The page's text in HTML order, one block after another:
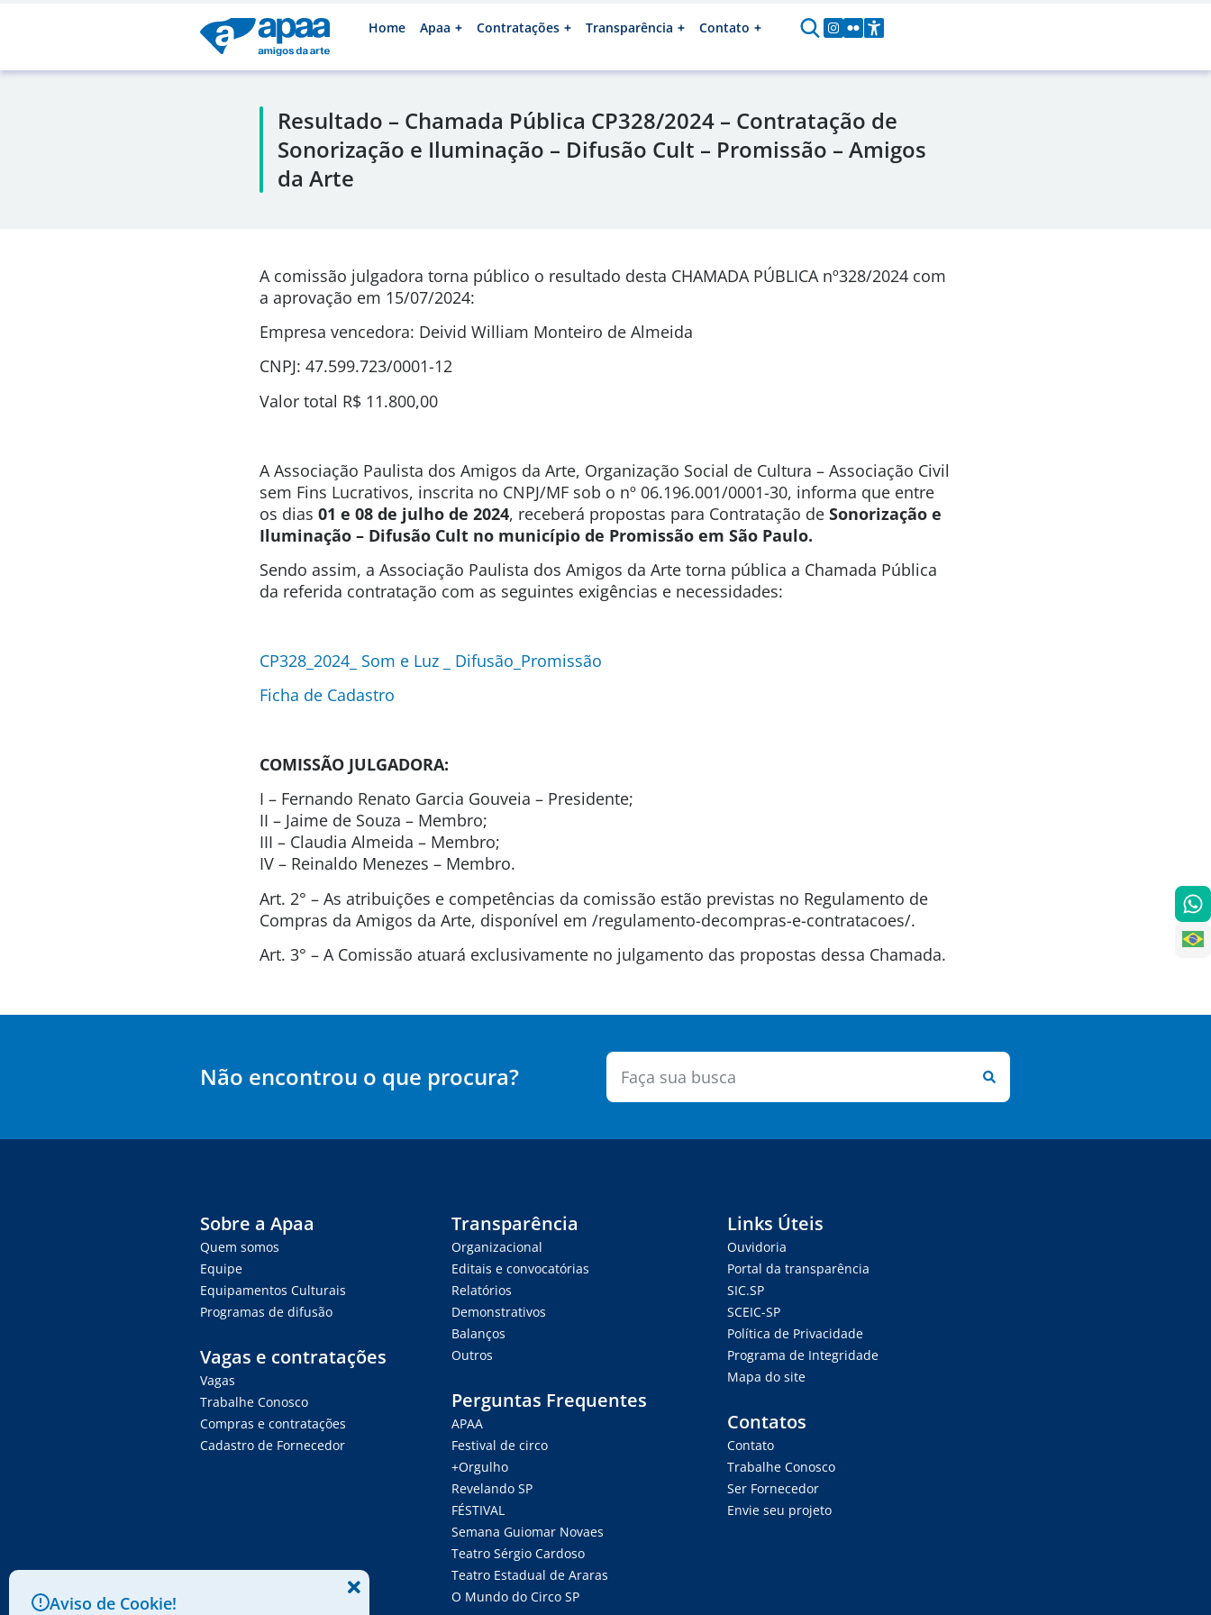
Home Apaa Contratações Transparência Contato
Resultado – Chamada Pública CP328/2024 – Contratação de
Sonorização e Iluminação – Difusão Cult – Promissão – Amigos
da Arte
A comissão julgadora torna público o resultado desta CHAMADA PÚBLICA nº328/2024 com
a aprovação em 15/07/2024:
Empresa vencedora: Deivid William Monteiro de Almeida
CNPJ: 47.599.723/0001-12
Valor total R$ 11.800,00
A Associação Paulista dos Amigos da Arte, Organização Social de Cultura – Associação Civil
sem Fins Lucrativos, inscrita no CNPJ/MF sob o nº 06.196.001/0001-30, informa que entre
os dias 01 e 08 de julho de 2024, receberá propostas para Contratação de Sonorização e
Iluminação – Difusão Cult no município de Promissão em São Paulo.
Sendo assim, a Associação Paulista dos Amigos da Arte torna pública a Chamada Pública
da referida contratação com as seguintes exigências e necessidades:
CP328_2024_ Som e Luz _ Difusão_Promissão
Ficha de Cadastro
COMISSÃO JULGADORA:
I – Fernando Renato Garcia Gouveia – Presidente;
II – Jaime de Souza – Membro;
III – Claudia Almeida – Membro;
IV – Reinaldo Menezes – Membro.
Art. 2° – As atribuições e competências da comissão estão previstas no Regulamento de
Compras da Amigos da Arte, disponível em /regulamento-decompras-e-contratacoes/.
Art. 3° – A Comissão atuará exclusivamente no julgamento das propostas dessa Chamada.
Não encontrou o que procura?
Sobre a Apaa
Quem somos
Equipe
Equipamentos Culturais
Programas de difusão
Vagas e contratações
Vagas
Trabalhe Conosco
Compras e contratações
Cadastro de Fornecedor
Transparência
Organizacional
Editais e convocatórias
Relatórios
Demonstrativos
Balanços
Outros
Perguntas Frequentes
APAA
Festival de circo
+Orgulho
Revelando SP
FÉSTIVAL
Semana Guiomar Novaes
Teatro Sérgio Cardoso
Teatro Estadual de Araras
O Mundo do Circo SP
Links Úteis
Ouvidoria
Portal da transparência
SIC.SP
SCEIC-SP
Política de Privacidade
Programa de Integridade
Mapa do site
Contatos
Contato
Trabalhe Conosco
Ser Fornecedor
Envie seu projeto
Aviso de Cookie!